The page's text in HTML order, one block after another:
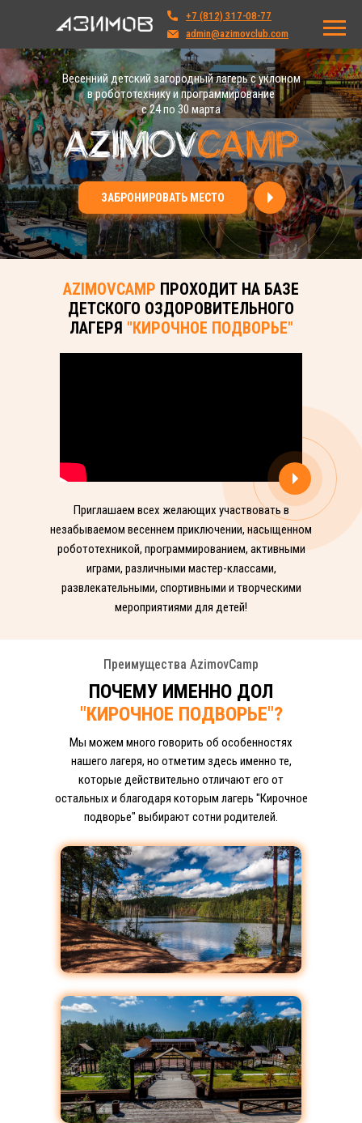
О ЛАГЕРЕ ПРОГРАММА
ЗАКАЗАТЬ ЗВОНОК
admin@azimovclub.com
+7 (812) 317-08-77
Пн–Пт: 10:00 - 21:00 (МСК)
Сб–Вс: 10:00 - 20:00 (МСК)
ЗАБРОНИРОВАТЬ МЕСТО
Весенний детский загородный лагерь с уклоном
в робототехнику и программирование
с 24 по 30 марта
Приглашаем всех желающих участвовать в
незабываемом весеннем приключении, насыщенном
робототехникой, программированием, активными
играми, различными мастер-классами,
развлекательными, спортивными и творческими
мероприятиями для детей!
AZIMOVCAMP ПРОХОДИТ НА БАЗЕ
ДЕТСКОГО ОЗДОРОВИТЕЛЬНОГО
ЛАГЕРЯ "КИРОЧНОЕ ПОДВОРЬЕ"
ПОЧЕМУ ИМЕННО ДОЛ
"КИРОЧНОЕ ПОДВОРЬЕ"?
Преимущества AzimovCamp
Мы можем много говорить об особенностях
нашего лагеря, но отметим здесь именно те,
которые действительно отличают его от
остальных и благодаря которым лагерь "Кирочное
подворье" выбирают сотни родителей.